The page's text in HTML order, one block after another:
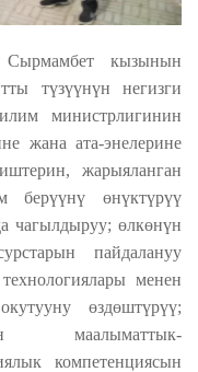
Сырмамбет кызынын
түзүүнүн негизги
министрлигинин
жана ата-энелерине
жарыяланган
берүүнү өнүктүрүү
чагылдыруу; өлкөнүн
пайдалануу
менен
өздөштүрүү;
маалыматтык-
компетенциясын